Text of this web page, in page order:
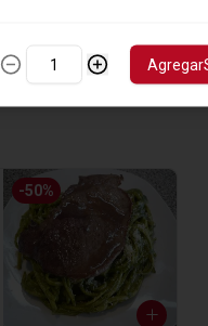
-50%
Agregar